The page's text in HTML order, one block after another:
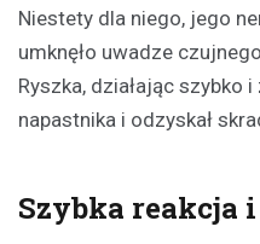
Niestety dla niego, jego
umknęło uwadze
Ryszka, działając szybko
napastnika i odzyskał
Szybka reakcja